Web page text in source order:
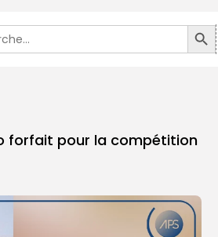
Search
Button
forfait pour la compétition